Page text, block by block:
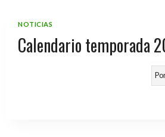
NOTICIAS
Calendario temporada